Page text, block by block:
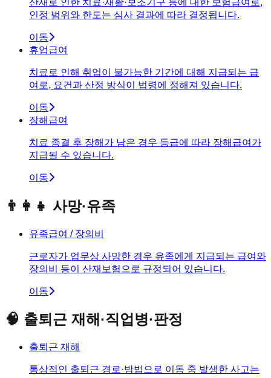
인정 범위와 한도는 심사 결과에 따라 결정됩니다.
이동
휴업급여
치료로 인해 취업이 불가능한 기간에 대해 지급되는 급
여로, 요건과 산정 방식이 법령에 정해져 있습니다.
이동
장해급여
치료 종결 후 장해가 남은 경우 등급에 따라 장해급여가
지급될 수 있습니다.
이동
👨‍👩‍👧 사망·유족
유족급여 / 장의비
근로자가 업무상 사망한 경우 유족에게 지급되는 급여와
장의비 등이 산재보험으로 규정되어 있습니다.
이동
🧠 출퇴근 재해·직업병·판정
출퇴근 재해
통상적인 출퇴근 경로·방법으로 이동 중 발생한 사고는